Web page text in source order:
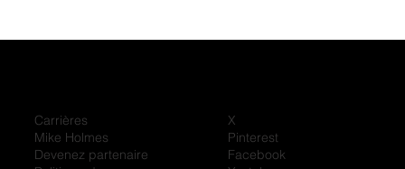
Carrières
Mike Holmes
Devenez partenaire
X
Pinterest
Facebook